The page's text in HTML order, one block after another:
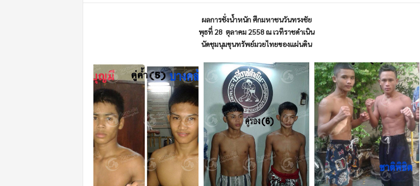
ผลการชั่งน้ำหนัก ศึกมหาชนวันทรงชัย
พุธที่ 28 ตุลาคม 2558ณ เวทีราชดำเนิน
นัดชุมนุมขุนทรัพย์มวยไทยของแผ่นดิน